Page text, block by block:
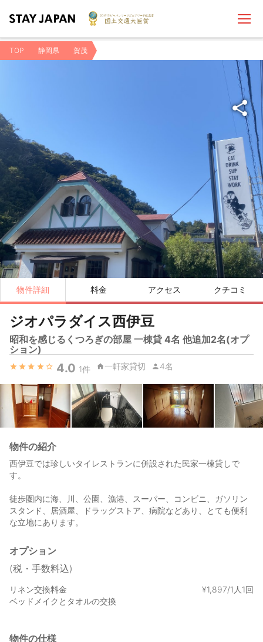
TOP 静岡県 賀茂
物件詳細 料金 アクセス クチコミ
ジオパラダイス西伊豆
昭和を感じるくつろぎの部屋 一棟貸 4名 他追加2名(オプ
ション)
4.0 1件 一軒家貸切 4名
物件の紹介
西伊豆では珍しいタイレストランに併設された民家一棟貸しで
す。
徒歩圏内に海、川、公園、漁港、スーパー、コンビニ、ガソリン
スタンド、居酒屋、ドラッグストア、病院などあり、とても便利
な立地にあります。
オプション
(税・手数料込)
リネン交換料金
ベッドメイクとタオルの交換
¥1,897/1人1回
物件の仕様